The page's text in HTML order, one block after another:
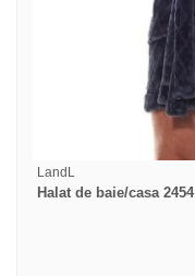
LandL
Halat de baie/casa 2454